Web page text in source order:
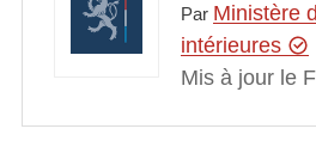
Par Ministère
intérieures
Mis à jour le